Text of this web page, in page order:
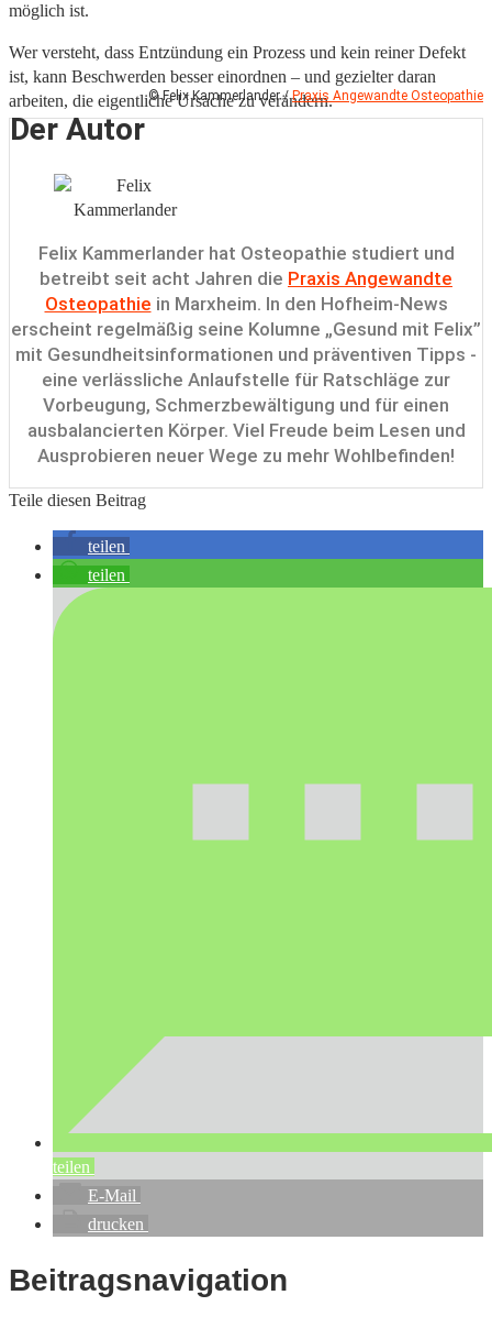
möglich ist.
Wer versteht, dass Entzündung ein Prozess und kein reiner Defekt
ist, kann Beschwerden besser einordnen – und gezielter daran
arbeiten, die eigentliche Ursache zu verändern.
© Felix Kammerlander /Praxis Angewandte Osteopathie
Der Autor
Felix Kammerlander hat Osteopathie studiert und
betreibt seit acht Jahren die Praxis Angewandte
Osteopathie in Marxheim. In den Hofheim-News
erscheint regelmäßig seine Kolumne „Gesund mit Felix”
mit Gesundheitsinformationen und präventiven Tipps -
eine verlässliche Anlaufstelle für Ratschläge zur
Vorbeugung, Schmerzbewältigung und für einen
ausbalancierten Körper. Viel Freude beim Lesen und
Ausprobieren neuer Wege zu mehr Wohlbefinden!
Teile diesen Beitrag
teilen
teilen
teilen
E-Mail
drucken
Beitragsnavigation